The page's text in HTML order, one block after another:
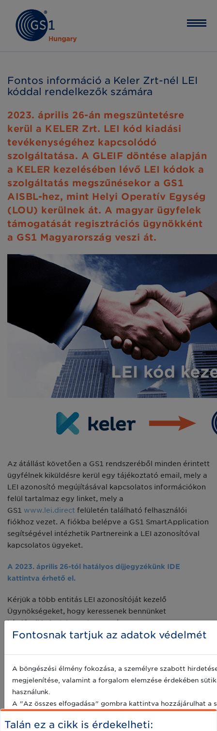
Fontos információ a Keler Zrt-nél LEI
kóddal rendelkezők számára
2023. április 26-án megszüntetésre
kerül a KELER Zrt. LEI kód kiadási
tevékenységéhez kapcsolódó
szolgáltatása. A GLEIF döntése alapján
a KELER kezelésében lévő LEI kódok a
szolgáltatás megszűnésekor a GS1
AISBL-hez, mint Helyi Operatív Egység
(LOU) kerülnek át. A magyar ügyfelek
támogatását regisztrációs ügynökként
a GS1 Magyarország veszi át.
Az átállást követően a GS1 rendszeréből minden érintett
ügyfélnek kiküldésre kerül egy tájékoztató email, mely a
LEI azonosító megújításával kapcsolatos információkon
felül tartalmaz egy linket, mely a
GS1 www.lei.direct felületén található felhasználói
fiókhoz vezet. A fiókba belépve a GS1 SmartApplication
segítségével intézhetik Partnereink a LEI azonosítóval
kapcsolatos ügyeket.
A 2023. április 26-tól hatályos díjjegyzékünk IDE
kattintva érhető el.
Kérjük a több entitás LEI azonosítóját kezelő
Ügynökségeket, hogy keressenek bennünket
kérdéseikkel alei@gs1hu.orgcímen.
Cimkék:
Talán ez a cikk is érdekelheti:
Fontosnak tartjuk az adatok védelmét
A böngészési élmény fokozása, a személyre szabott
megjelenítése, valamint a forgalom elemzése érdekében
használunk.
A "Az összes elfogadása" gombra kattintva hozzájárulhat a
weboldalon.